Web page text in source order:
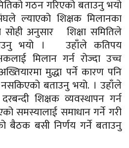
गठन गरिएको बताउनु भयो
ल्याएको शिक्षक मिलानका
अनुसार शिक्षा समितिले
भयो । उहाँले कतिपय
मिलान गर्न रोज्दा उच्च
मुद्धा पर्ने कारण पनि
बताउनु भयो. । उहाँले
शिक्षक व्यवस्थापन गर्न
समस्यालाई समाधान गर्ने गरी
बैठक बसी निर्णय गर्ने बताउनु